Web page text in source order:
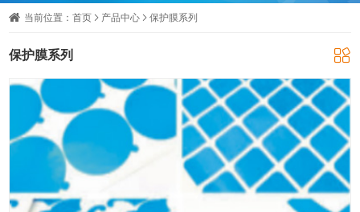
当前位置：首页 产品中心 保护膜系列
保护膜系列